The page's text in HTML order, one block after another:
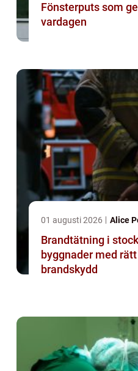
Fönsterputs som
vardagen
01 augusti 2026 Alice
Brandtätning i stockholm
byggnader med
brandskydd